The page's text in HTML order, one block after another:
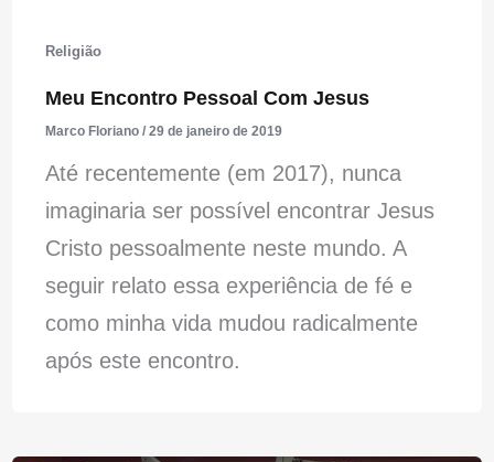
Religião
Meu Encontro Pessoal Com Jesus
Marco Floriano / 29 de janeiro de 2019
Até recentemente (em 2017), nunca
imaginaria ser possível encontrar Jesus
Cristo pessoalmente neste mundo. A
seguir relato essa experiência de fé e
como minha vida mudou radicalmente
após este encontro.